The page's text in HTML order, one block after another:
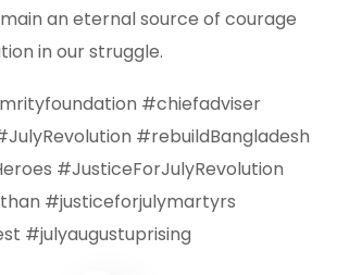
an eternal source of courage
in our struggle.
#chiefadviser
#rebuildBangladesh
#JusticeForJulyRevolution
#justiceforjulymartyrs
#julyaugustuprising